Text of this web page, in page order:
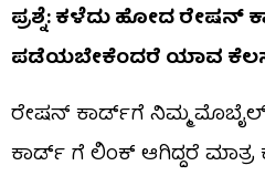
ಪ್ರಶ್ನೆ: ಕಳೆದು ಹೋದ ರೇಷನ್
ಪಡೆಯಬೇಕೆಂದರೆ ಯಾವ
ರೇಷನ್ ಕಾರ್ಡ್‌ಗೆ ನಿಮ್ಮ
ಕಾರ್ಡ್ ಗೆ ಲಿಂಕ್ ಆಗಿದ್ದರೆ